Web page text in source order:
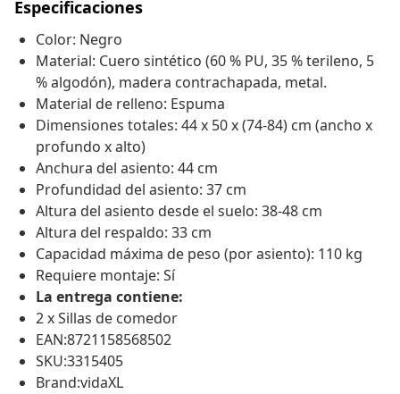
Especificaciones
Color: Negro
Material: Cuero sintético (60 % PU, 35 % terileno, 5
% algodón), madera contrachapada, metal.
Material de relleno: Espuma
Dimensiones totales: 44 x 50 x (74-84) cm (ancho x
profundo x alto)
Anchura del asiento: 44 cm
Profundidad del asiento: 37 cm
Altura del asiento desde el suelo: 38-48 cm
Altura del respaldo: 33 cm
Capacidad máxima de peso (por asiento): 110 kg
Requiere montaje: Sí
La entrega contiene:
2 x Sillas de comedor
EAN:8721158568502
SKU:3315405
Brand:vidaXL